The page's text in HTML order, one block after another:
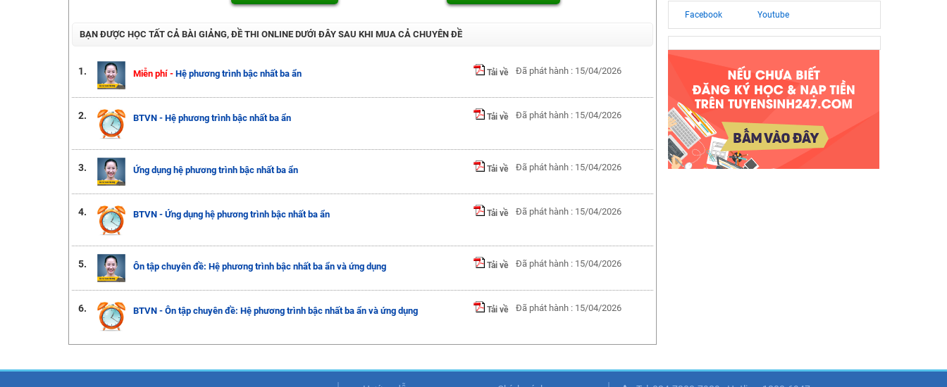
BẠN ĐƯỢC HỌC TẤT CẢ BÀI GIẢNG, ĐỀ THI ONLINE DƯỚI ĐÂY SAU KHI MUA CẢ CHUYÊN ĐỀ
1. Miễn phí - Hệ phương trình bậc nhất ba ẩn Tải về Đã phát hành : 15/04/2026
2. BTVN - Hệ phương trình bậc nhất ba ẩn Tải về Đã phát hành : 15/04/2026
3. Ứng dụng hệ phương trình bậc nhất ba ẩn Tải về Đã phát hành : 15/04/2026
4. BTVN - Ứng dụng hệ phương trình bậc nhất ba ẩn Tải về Đã phát hành : 15/04/2026
5. Ôn tập chuyên đề: Hệ phương trình bậc nhất ba ẩn và ứng dụng Tải về Đã phát hành : 15/04/2026
6. BTVN - Ôn tập chuyên đề: Hệ phương trình bậc nhất ba ẩn và ứng dụng Tải về Đã phát hành : 15/04/2026
Facebook Youtube